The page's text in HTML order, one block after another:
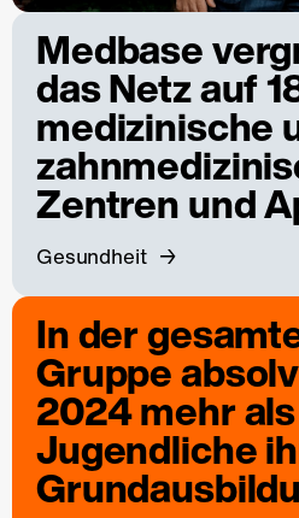
Medbase
das Netz auf
medizinische
Zentren und
Gesundheit
In der
Gruppe
2024 mehr
Jugendliche